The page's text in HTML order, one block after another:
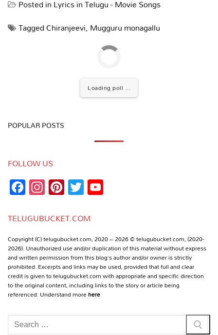
Posted inLyrics in Telugu - Movie Songs
TaggedChiranjeevi, Mugguru monagallu
Loading poll ...
POPULAR POSTS
FOLLOW US
Facebook
Instagram
Pinterest
Twitter
TELUGUBUCKET.COM
Copyright (C) telugubucket.com, 2020 – 2026 © telugubucket.com, (2020-
2026). Unauthorized use and/or duplication of this material without express
and written permission from this blog’s author and/or owner is strictly
prohibited. Excerpts and links may be used, provided that full and clear
credit is given to telugubucket.com with appropriate and specific direction
to the original content, including links to the story or article being
referenced. Understand morehere
Search